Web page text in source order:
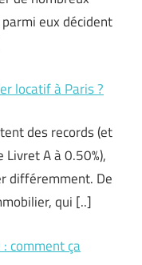
eux décident
locatif à Paris ?
des records (et
A à 0.50%),
différemment. De
qui [..]
comment ça